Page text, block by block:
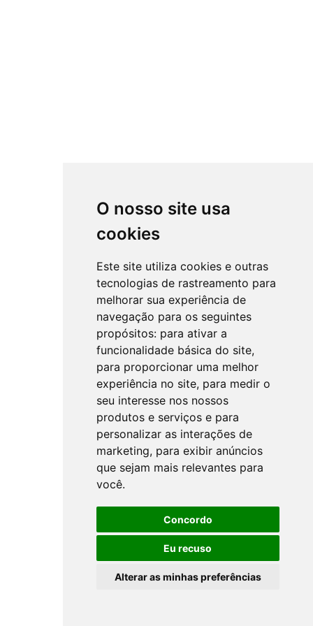
O nosso site usa
cookies
Este site utiliza cookies e outras
tecnologias de rastreamento para
melhorar sua experiência de
navegação para os seguintes
propósitos: para ativar a
funcionalidade básica do site,
para proporcionar uma melhor
experiência no site, para medir o
seu interesse nos nossos
produtos e serviços e para
personalizar as interações de
marketing, para exibir anúncios
que sejam mais relevantes para
você.
Concordo
Eu recuso
Alterar as minhas preferências